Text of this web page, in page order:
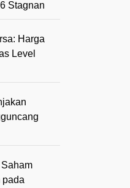
Stagnan
Harga
Level
pada